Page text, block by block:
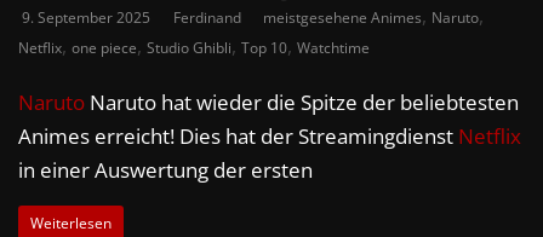
9. September 2025 Ferdinand meistgesehene Animes, Naruto,
Netflix, one piece, Studio Ghibli, Top 10, Watchtime
Naruto Naruto hat wieder die Spitze der beliebtesten
Animes erreicht! Dies hat der Streamingdienst Netflix
in einer Auswertung der ersten
Weiterlesen